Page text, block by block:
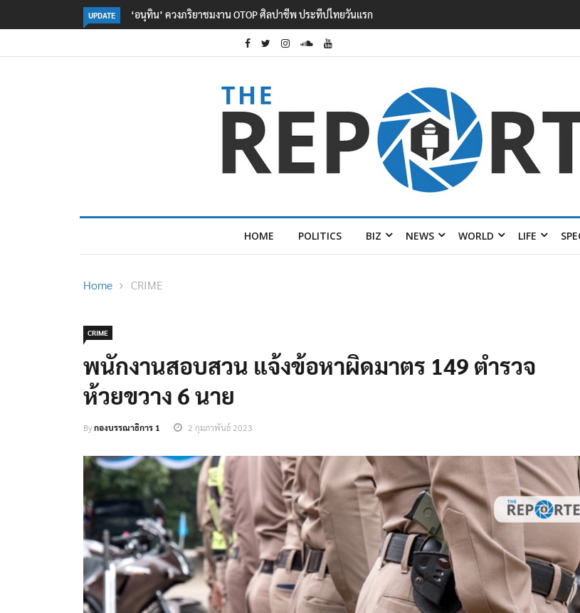
UPDATE ลอรีอัลโชว์ผลประกอบการครึ่งปีแรกโต 6.5% กวาดรายได้ 2.3 หมื่นล้านยูโร คว้าไลเซนส์ ‘กุชชี่’ 50 ปี พร้อมส่ง 4
HOME POLITICS BIZ NEWS WORLD LIFE
Home CRIME
CRIME
พนักงานสอบสวน แจ้งข้อหาผิดมาตร 149 ตำรวจ
ห้วยขวาง 6 นาย
Byกองบรรณาธิการ 1 2 กุมภาพันธ์ 2023